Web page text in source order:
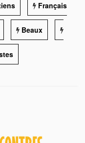
Français
Beaux